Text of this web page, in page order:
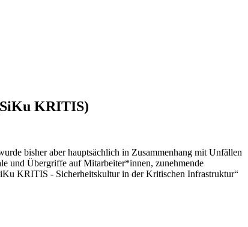
KRITIS)
bisher aber hauptsächlich in Zusammenhang mit Unfällen
und Übergriffe auf Mitarbeiter*innen, zunehmende
KRITIS - Sicherheitskultur in der Kritischen Infrastruktur“